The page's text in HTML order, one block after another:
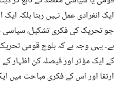
ایک انفرادی عمل نہیں رہتا بلکہ
جو تحریک کی فکری تشکیل، سیاسی
ہے۔ یہی وجہ ہے کہ بلوچ قومی
کے ایک مؤثر اور فیصلہ کن اظہار
ارتقا اور اس کے فکری مباحث میں